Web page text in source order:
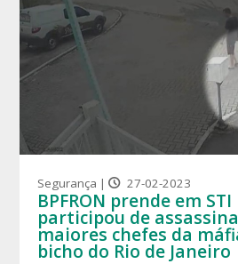
Segurança | 27-02-2023
BPFRON prende em
participou de
maiores chefes da
bicho do Rio de Janeiro